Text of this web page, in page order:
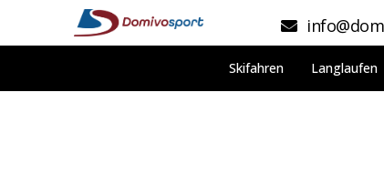
Skifahren Langlaufen